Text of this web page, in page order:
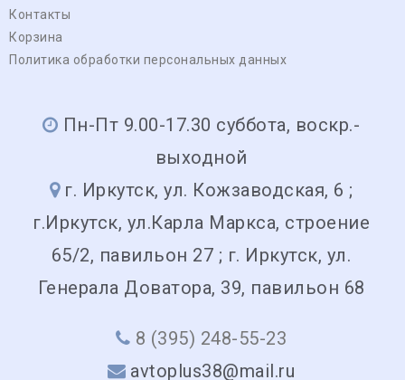
Контакты
Корзина
Политика обработки персональных данных
Пн-Пт 9.00-17.30 суббота, воскр.-
выходной
г. Иркутск, ул. Кожзаводская, 6 ;
г.Иркутск, ул.Карла Маркса, строение
65/2, павильон 27 ; г. Иркутск, ул.
Генерала Доватора, 39, павильон 68
8 (395) 248-55-23
avtoplus38@mail.ru